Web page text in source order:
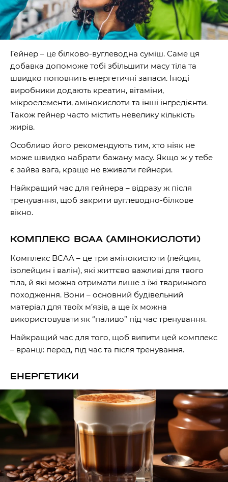
Гейнер – це білково-вуглеводна суміш. Саме ця
добавка допоможе тобі збільшити масу тіла та
швидко поповнить енергетичні запаси. Іноді
виробники додають креатин, вітаміни,
мікроелементи, амінокислоти та інші інгредієнти.
Також гейнер часто містить невелику кількість
жирів.
Особливо його рекомендують тим, хто ніяк не
може швидко набрати бажану масу. Якщо ж у тебе
є зайва вага, краще не вживати гейнери.
Найкращий час для гейнера – відразу ж після
тренування, щоб закрити вуглеводно-білкове
вікно.
КОМПЛЕКС BCAA (АМІНОКИСЛОТИ)
Комплекс BCAA – це три амінокислоти (лейцин,
ізолейцин і валін), які життєво важливі для твого
тіла, й які можна отримати лише з їжі тваринного
походження. Вони – основний будівельний
матеріал для твоїх м’язів, а ще їх можна
використовувати як “паливо” під час тренування.
Найкращий час для того, щоб випити цей комплекс
– вранці: перед, під час та після тренування.
ЕНЕРГЕТИКИ